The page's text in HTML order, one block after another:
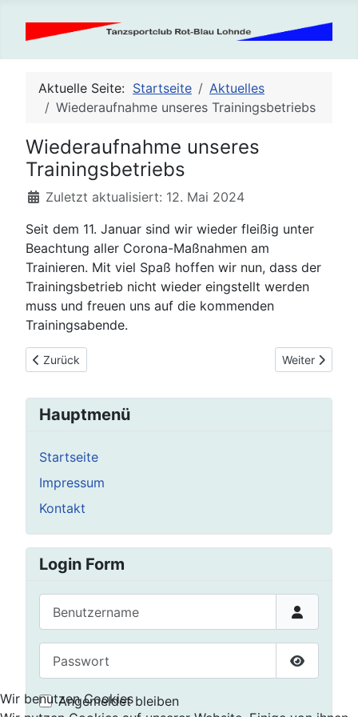
Aktuelle Seite: Startseite
Aktuelles
Wiederaufnahme unseres Trainingsbetriebs
Wiederaufnahme unseres
Trainingsbetriebs
DetailsZuletzt aktualisiert: 12. Mai 2024
Seit dem 11. Januar sind wir wieder fleißig unter
Beachtung aller Corona-Maßnahmen am
Trainieren. Mit viel Spaß hoffen wir nun, dass der
Trainingsbetrieb nicht wieder eingstellt werden
muss und freuen uns auf die kommenden
Trainingsabende.
Vorheriger Beitrag: Training vorübergehend montags in Seelze
Zurück Nächster
Weiter
Hauptmenü
Startseite
Impressum
Kontakt
Login Form
Passwort
Angemeldet bleiben
Wir benutzen Cookies